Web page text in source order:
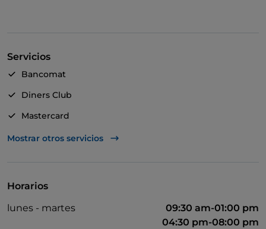
Servicios
Bancomat
Diners Club
Mastercard
TheFork PAY
Mostrar otros servicios
Horarios
lunes - martes
09:30 am-01:00 pm
04:30 pm-08:00 pm